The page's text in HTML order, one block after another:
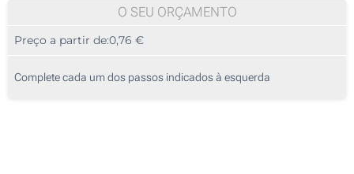
1000
2500
O SEU ORÇAMENTO
Preço a partir de:0,76 €
Complete cada um dos passos indicados à esquerda